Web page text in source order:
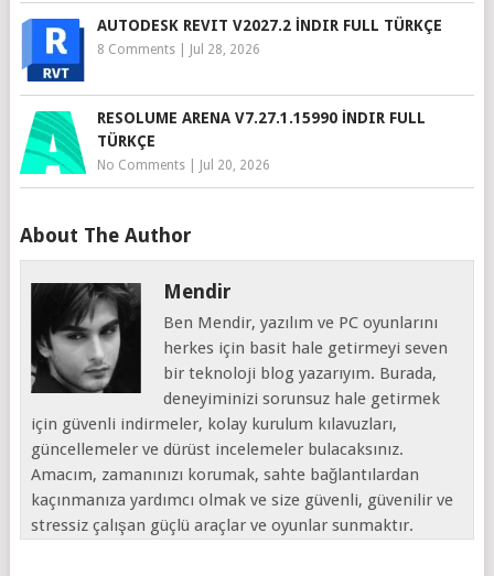
AUTODESK REVIT V2027.2 İNDIR FULL TÜRKÇE
8 Comments| Jul 28, 2026
RESOLUME ARENA V7.27.1.15990 İNDIR FULL
TÜRKÇE
No Comments| Jul 20, 2026
About The Author
Mendir
Ben Mendir, yazılım ve PC oyunlarını
herkes için basit hale getirmeyi seven
bir teknoloji blog yazarıyım. Burada,
deneyiminizi sorunsuz hale getirmek
için güvenli indirmeler, kolay kurulum kılavuzları,
güncellemeler ve dürüst incelemeler bulacaksınız.
Amacım, zamanınızı korumak, sahte bağlantılardan
kaçınmanıza yardımcı olmak ve size güvenli, güvenilir ve
stressiz çalışan güçlü araçlar ve oyunlar sunmaktır.